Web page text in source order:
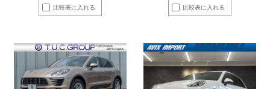
比較表に入れる 比較表に入れる